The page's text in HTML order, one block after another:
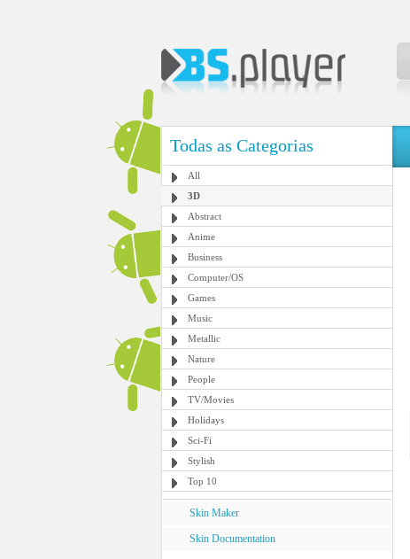
Todas as Categorias
All
3D
Abstract
Anime
Business
Computer/OS
Games
Music
Metallic
Nature
People
TV/Movies
Holidays
Sci-Fi
Stylish
Top 10
Skin Maker
Skin Documentation